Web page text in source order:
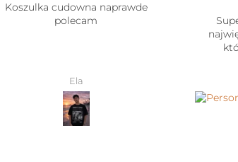
Koszulka cudowna naprawde
polecam
Ela